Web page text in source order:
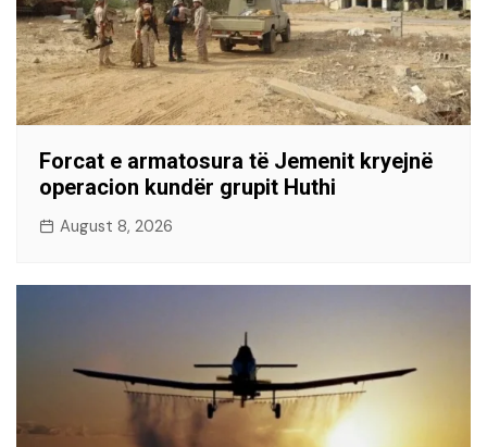
Forcat e armatosura të Jemenit kryejnë
operacion kundër grupit Huthi
August 8, 2026